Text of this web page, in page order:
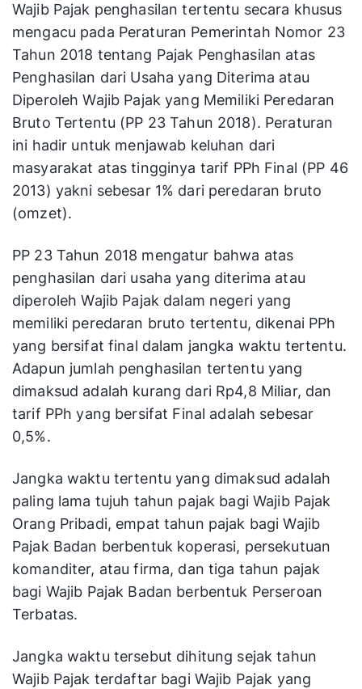
Wajib Pajak penghasilan tertentu secara khusus
mengacu pada Peraturan Pemerintah Nomor 23
Tahun 2018 tentang Pajak Penghasilan atas
Penghasilan dari Usaha yang Diterima atau
Diperoleh Wajib Pajak yang Memiliki Peredaran
Bruto Tertentu (PP 23 Tahun 2018). Peraturan
ini hadir untuk menjawab keluhan dari
masyarakat atas tingginya tarif PPh Final (PP 46
2013) yakni sebesar 1% dari peredaran bruto
(omzet).
PP 23 Tahun 2018 mengatur bahwa atas
penghasilan dari usaha yang diterima atau
diperoleh Wajib Pajak dalam negeri yang
memiliki peredaran bruto tertentu, dikenai PPh
yang bersifat final dalam jangka waktu tertentu.
Adapun jumlah penghasilan tertentu yang
dimaksud adalah kurang dari Rp4,8 Miliar, dan
tarif PPh yang bersifat Final adalah sebesar
0,5%.
Jangka waktu tertentu yang dimaksud adalah
paling lama tujuh tahun pajak bagi Wajib Pajak
Orang Pribadi, empat tahun pajak bagi Wajib
Pajak Badan berbentuk koperasi, persekutuan
komanditer, atau firma, dan tiga tahun pajak
bagi Wajib Pajak Badan berbentuk Perseroan
Terbatas.
Jangka waktu tersebut dihitung sejak tahun
Wajib Pajak terdaftar bagi Wajib Pajak yang